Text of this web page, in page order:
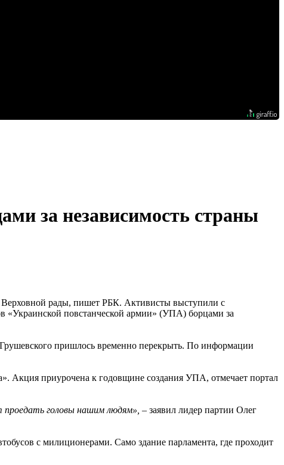
за независимость страны
рады, пишет РБК. Активисты выступили с
«Украинской повстанческой армии» (УПА) борцами за
пришлось временно перекрыть. По информации
Акция приурочена к годовщине создания УПА, отмечает портал
проедать головы нашим людям», – заявил лидер партии Олег
с милиционерами. Само здание парламента, где проходит